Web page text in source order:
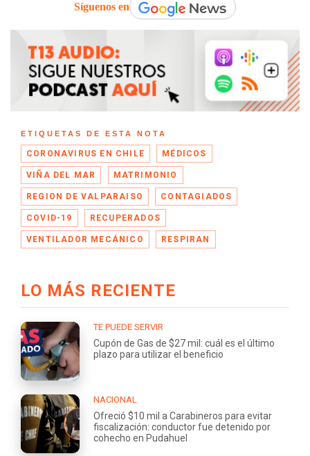
Síguenos en
ETIQUETAS DE ESTA NOTA
CORONAVIRUS EN CHILE MÉDICOS
VIÑA DEL MAR MATRIMONIO
REGION DE VALPARAISO CONTAGIADOS
COVID-19 RECUPERADOS
VENTILADOR MECÁNICO RESPIRAN
LO MÁS RECIENTE
TE PUEDE SERVIR
Cupón de Gas de $27 mil: cuál es el último
plazo para utilizar el beneficio
NACIONAL
Ofreció $10 mil a Carabineros para evitar
fiscalización: conductor fue detenido por
cohecho en Pudahuel